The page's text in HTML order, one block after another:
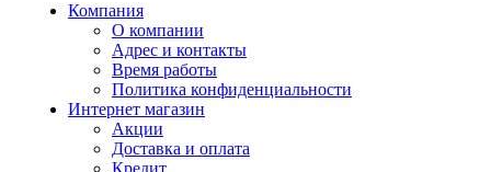
Компания
О компании
Адрес и контакты
Время работы
Политика конфиденциальности
Интернет магазин
Акции
Доставка и оплата
Кредит